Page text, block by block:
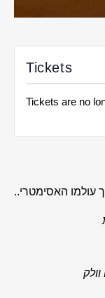
Tickets
Tickets are no
עולמו האסימטרי..